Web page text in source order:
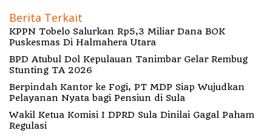
Berita Terkait
KPPN Tobelo Salurkan Rp5,3 Miliar Dana BOK
Puskesmas Di Halmahera Utara
BPD Atubul Dol Kepulauan Tanimbar Gelar Rembug
Stunting TA 2026
Berpindah Kantor ke Fogi, PT MDP Siap Wujudkan
Pelayanan Nyata bagi Pensiun di Sula
Wakil Ketua Komisi I DPRD Sula Dinilai Gagal Paham
Regulasi